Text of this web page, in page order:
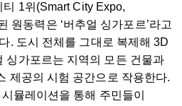
1위(Smart City Expo,
원동력은 ‘버추얼 싱가포르’라고
. 도시 전체를 그대로 복제해 3D
싱가포르는 지역의 모든 건물과
제공의 시험 공간으로 작용한다.
뮬레이션을 통해 주민들이